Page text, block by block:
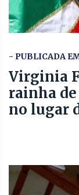
- PUBLICADA
Virginia
rainha
no lugar